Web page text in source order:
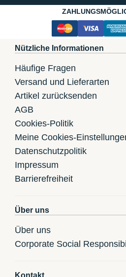
Nützliche Informationen
Häufige Fragen
Versand und Lieferarten
Artikel zurücksenden
AGB
Cookies-Politik
Meine Cookies-
Datenschutzpolitik
Impressum
Barrierefreiheit
Über uns
Über uns
Corporate Social
Kontakt